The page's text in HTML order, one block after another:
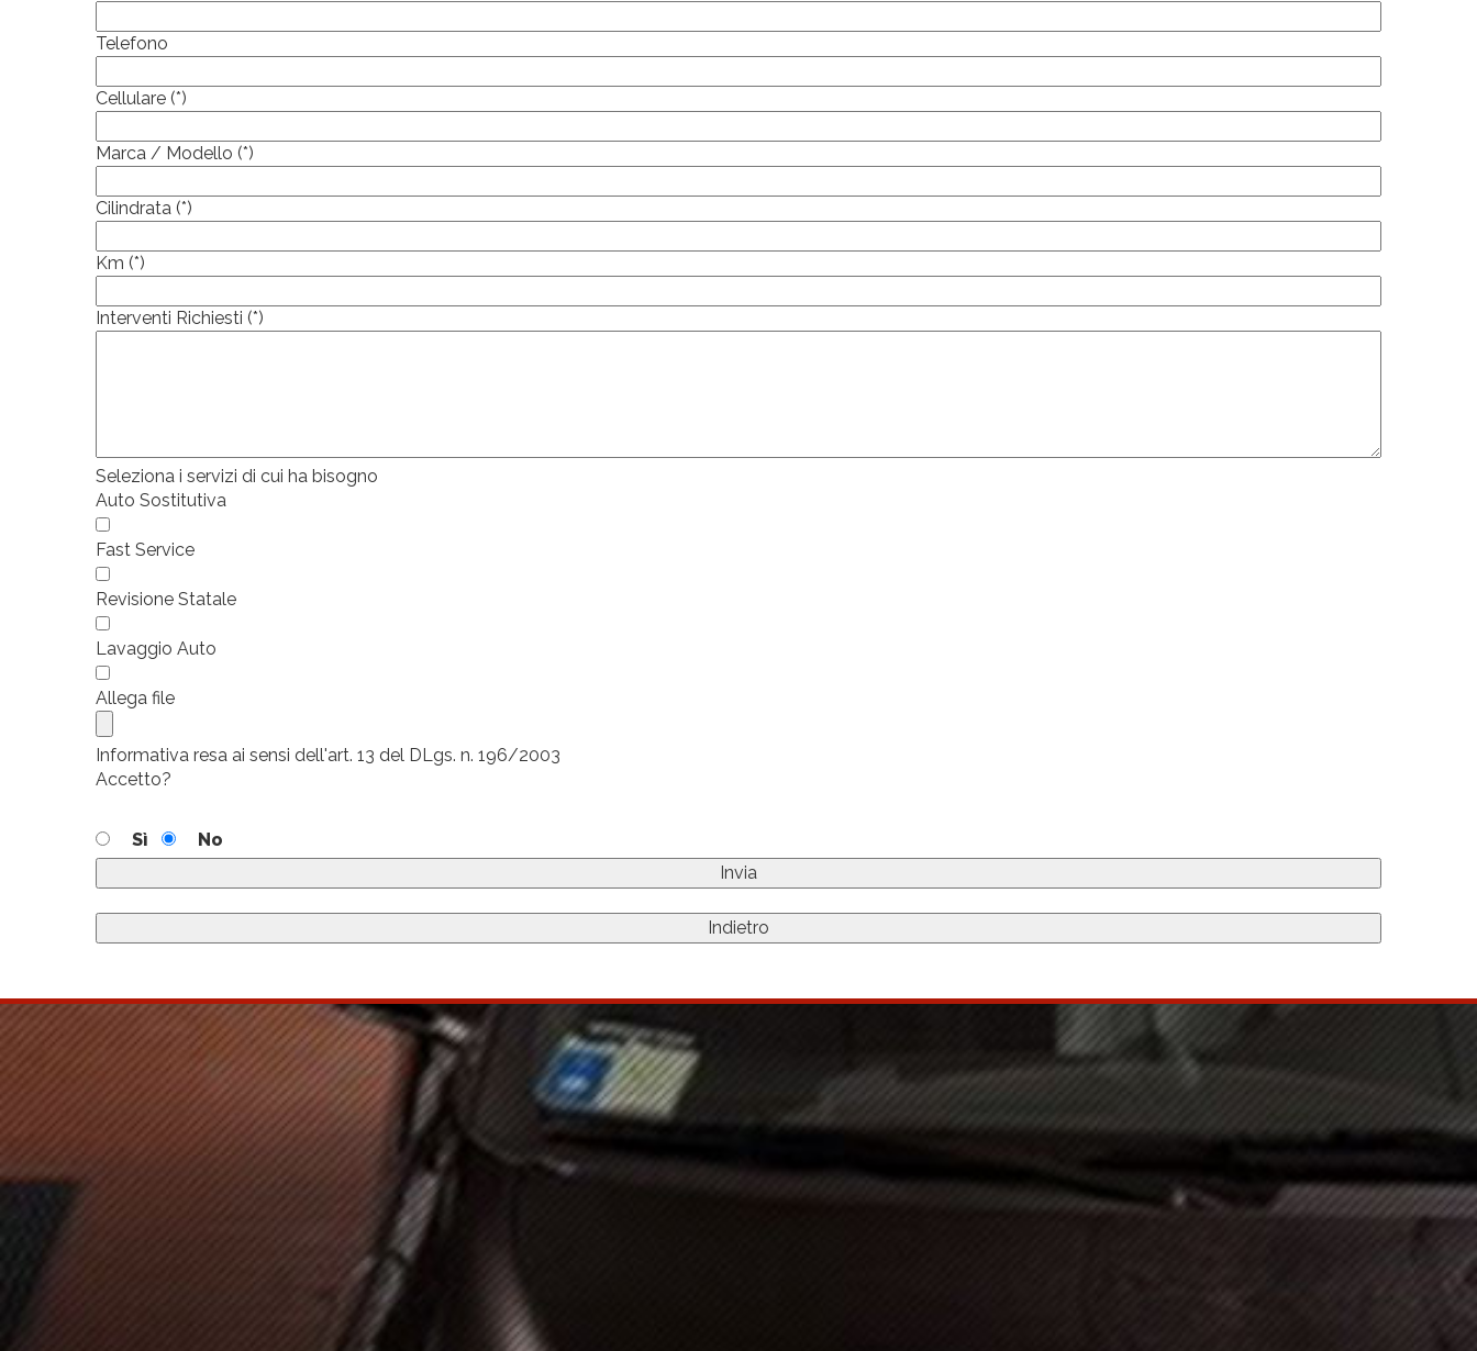
Telefono
Cellulare (*)
Marca / Modello (*)
Cilindrata (*)
Km (*)
Interventi Richiesti (*)
Seleziona i servizi di cui ha bisogno
Auto Sostitutiva
Fast Service
Revisione Statale
Lavaggio Auto
Allega file
Informativa resa ai sensi dell'art. 13 del DLgs. n. 196/2003
Accetto?
Sì No